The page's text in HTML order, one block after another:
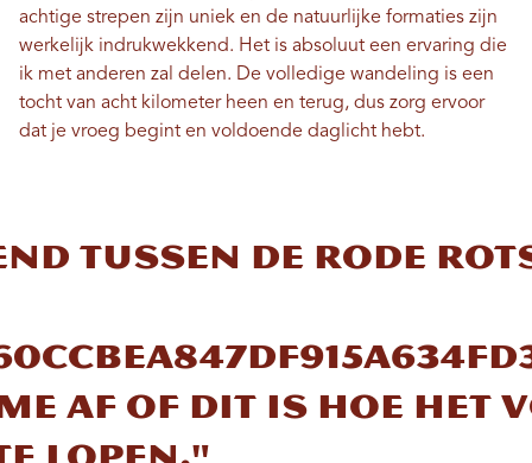
achtige strepen zijn uniek en de natuurlijke formaties zijn
werkelijk indrukwekkend. Het is absoluut een ervaring die
ik met anderen zal delen. De volledige wandeling is een
tocht van acht kilometer heen en terug, dus zorg ervoor
dat je vroeg begint en voldoende daglicht hebt.
tussen de rode
af of dit is hoe het